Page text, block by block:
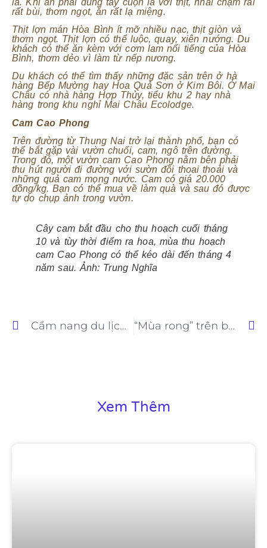
rất bùi, thơm ngọt, ăn rất lạ miệng.
Thịt lợn mán Hòa Bình ít mỡ nhiều nạc, thịt giòn và
thơm ngọt. Thịt lợn có thể luộc, quay, xiên nướng. Du
khách có thể ăn kèm với cơm lam nổi tiếng của Hòa
Bình, thơm dẻo vì làm từ nếp nương.
Du khách có thể tìm thấy những đặc sản trên ở hà
hàng Bếp Mường hay Hoa Quả Sơn ở Kim Bôi. Ở Mai
Châu có nhà hàng Hợp Thủy, tiểu khu 2 hay nhà
hàng trong khu nghỉ Mai Châu Ecolodge.
Cam Cao Phong
Trên đường từ Thung Nai trở lại thành phố, bạn có
thể bắt gặp vài vườn chuối, cam, ngô trên đường.
Trong đó, một vườn cam Cao Phong nằm bên phải
thu hút người đi đường với sườn đồi thoai thoải và
những quả cam mọng nước. Cam có giá 20.000
đồng/kg. Bạn có thể mua về làm quà và sau đó được
tự do chụp ảnh trong vườn.
Cây cam bắt đầu cho thu hoạch cuối tháng
10 và tùy thời điểm ra hoa, mùa thu hoạch
cam Cao Phong có thể kéo dài đến tháng 4
năm sau. Ảnh: Trung Nghĩa
Cẩm nang du lịch Vĩnh Phúc danh lam thắng cảnh kỳ thú “Mùa rong” trên bán đảo Hải Giang tuyệt đẹp
Xem Thêm